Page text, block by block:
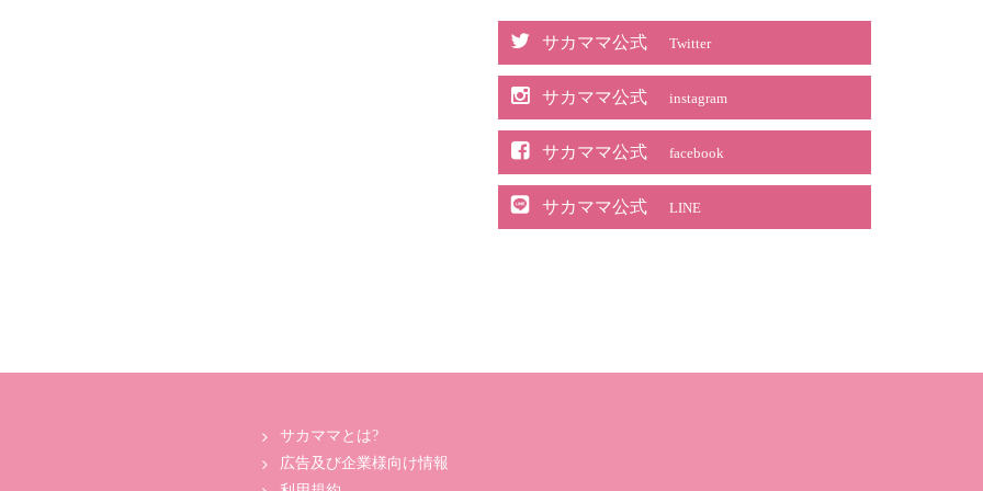
サカママ公式 Twitter
サカママ公式 instagram
サカママ公式 facebook
サカママ公式 LINE
サカママとは?
広告及び企業様向け情報